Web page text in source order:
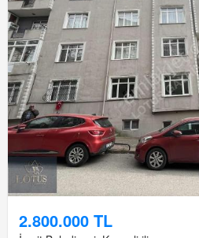
2.800.000 TL